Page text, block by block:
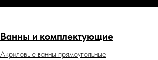
Ванны и комплектующие
Акриловые ванны прямоугольные